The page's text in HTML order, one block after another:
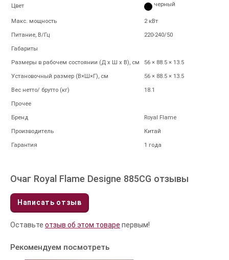
Цвет черный
Макс. мощность 2 кВт
Питание, В/Гц 220-240/50
Габариты
Размеры в рабочем состоянии (Д х Ш х В), см 56 × 88.5 × 13.5
Установочный размер (В×Ш×Г), см 56 × 88.5 × 13.5
Вес нетто/ брутто (кг) 18.1
Прочее
Бренд Royal Flame
Производитель Китай
Гарантия 1 года
Очаг Royal Flame Designe 885CG отзывы
Написать отзыв
Оставьте отзыв об этом товаре первым!
Рекомендуем посмотреть